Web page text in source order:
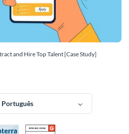
and Hire Top Talent [Case Study]
Português